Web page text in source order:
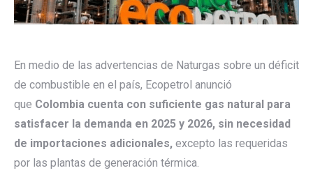
En medio de las advertencias de Naturgas sobre un déficit
de combustible en el país, Ecopetrol anunció
que Colombia cuenta con suficiente gas natural para
satisfacer la demanda en 2025 y 2026, sin necesidad
de importaciones adicionales, excepto las requeridas
por las plantas de generación térmica.